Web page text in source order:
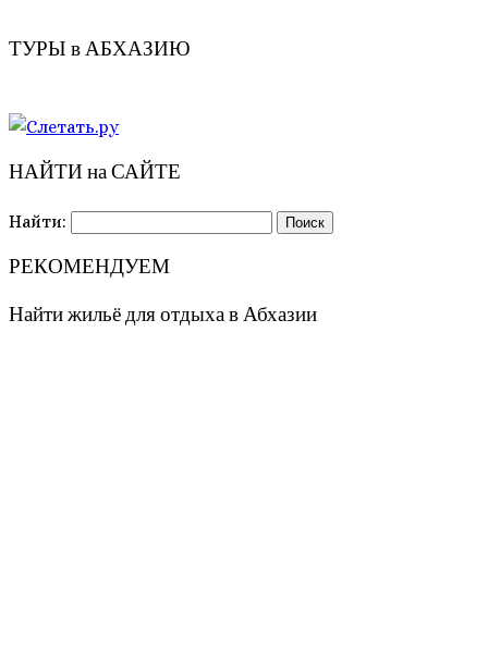
ТУРЫ в АБХАЗИЮ
НАЙТИ на САЙТЕ
Найти:
РЕКОМЕНДУЕМ
Найти жильё для отдыха в Абхазии